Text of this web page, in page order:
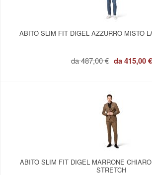
ABITO SLIM FIT DIGEL AZZURRO MISTO
da487,00 € da415,00 €
ABITO SLIM FIT DIGEL MARRONE
STRETCH